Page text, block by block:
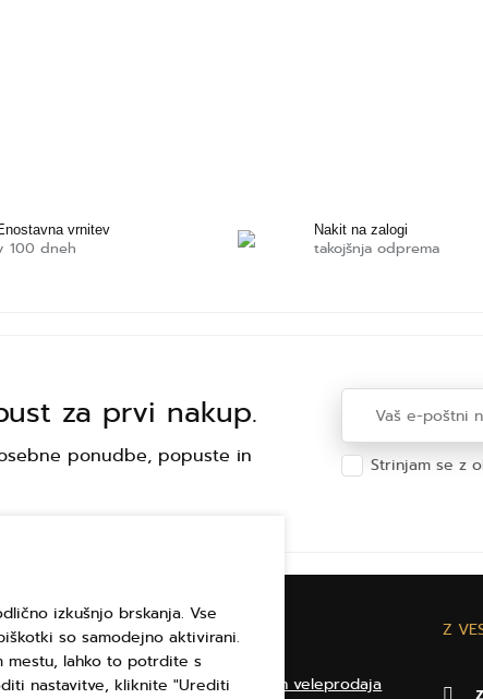
vrnitev
100 dneh
Nakit na zalogi
takojšnja odprema
za prvi nakup.
ponudbe, popuste in
Strinjam se z
O ELBEZI
Trgovina na debelo in veleprodaja
Z
izkušnjo brskanja. Vse
so samodejno aktivirani.
mestu, lahko to potrdite s
nastavitve, kliknite "Urediti